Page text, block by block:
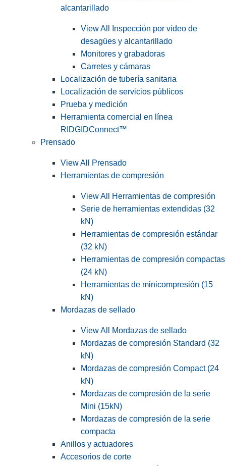
alcantarillado
View All Inspección por vídeo de
desagües y alcantarillado
Monitores y grabadoras
Carretes y cámaras
Localización de tubería sanitaria
Localización de servicios públicos
Prueba y medición
Herramienta comercial en línea
RIDGIDConnect™
Prensado
View All Prensado
Herramientas de compresión
View All Herramientas de compresión
Serie de herramientas extendidas (32
kN)
Herramientas de compresión estándar
(32 kN)
Herramientas de compresión compactas
(24 kN)
Herramientas de minicompresión (15
kN)
Mordazas de sellado
View All Mordazas de sellado
Mordazas de compresión Standard (32
kN)
Mordazas de compresión Compact (24
kN)
Mordazas de compresión de la serie
Mini (15kN)
Mordazas de compresión de la serie
compacta
Anillos y actuadores
Accesorios de corte